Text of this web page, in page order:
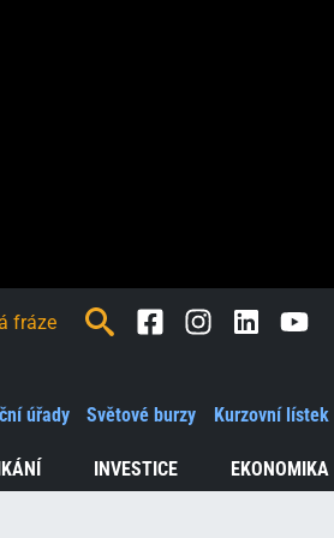
INVESTICE EKONOMIKA
úřady Světové burzy Kurzovní lístek
FacebookInstagramLinkedIn